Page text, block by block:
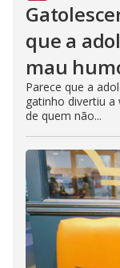
que a
mau
Parece que a
gatinho divertiu a
de quem não...